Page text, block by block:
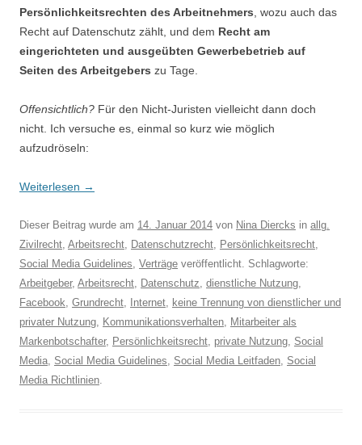
Persönlichkeitsrechten des Arbeitnehmers , wozu auch das
Recht auf Datenschutz zählt, und dem Recht am
eingerichteten und ausgeübten Gewerbebetrieb auf
Seiten des Arbeitgebers zu Tage.
Offensichtlich? Für den Nicht-Juristen vielleicht dann doch
nicht. Ich versuche es, einmal so kurz wie möglich
aufzudröseln:
Weiterlesen →
Dieser Beitrag wurde am 14. Januar 2014 von Nina Diercks in allg.
Zivilrecht, Arbeitsrecht, Datenschutzrecht, Persönlichkeitsrecht,
Social Media Guidelines, Verträge veröffentlicht. Schlagworte:
Arbeitgeber, Arbeitsrecht, Datenschutz, dienstliche Nutzung,
Facebook, Grundrecht, Internet, keine Trennung von dienstlicher und
privater Nutzung, Kommunikationsverhalten, Mitarbeiter als
Markenbotschafter, Persönlichkeitsrecht, private Nutzung, Social
Media, Social Media Guidelines, Social Media Leitfaden, Social
Media Richtlinien.